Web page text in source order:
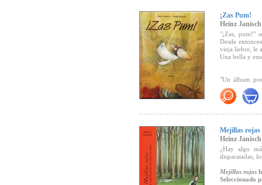
Premio
"... no hay
en álbumes
¡Zas Pum!
Heinz Janisch
"¡Zas, pum!"
Desde
vieja liebre, le
Una bella y
"Un álbum
habla de
(Cuatrogatos,
feliz, nos
que el
por una liebre
Mejillas rojas
Heinz Janisch
¿Hay algo
disparatadas,
Mejillas rojas
Seleccionado